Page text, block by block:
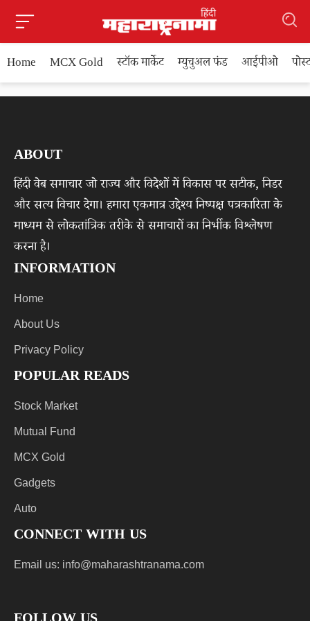
Home MCX Gold स्टॉक मार्केट म्युचुअल फंड आईपीओ
ABOUT
हिंदी वेब समाचार जो राज्य और विदेशों में विकास पर सटीक, निडर
और सत्य विचार देगा। हमारा एकमात्र उद्देश्य निष्पक्ष पत्रकारिता के
माध्यम से लोकतांत्रिक तरीके से समाचारों का निर्भीक विश्लेषण
करना है।
INFORMATION
Home
About Us
Privacy Policy
POPULAR READS
Stock Market
Mutual Fund
MCX Gold
Gadgets
Auto
CONNECT WITH US
Email us: info@maharashtranama.com